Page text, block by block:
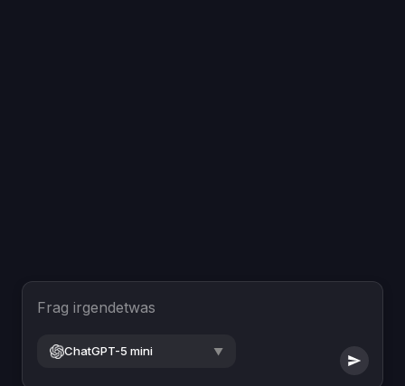
Frag irgendetwas
ChatGPT-5 mini ▼